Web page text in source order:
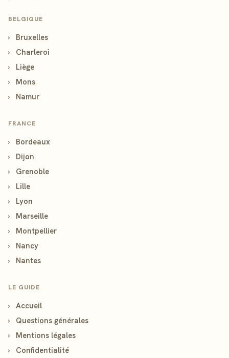
BELGIQUE
›
Bruxelles
›
Charleroi
›
Liège
›
Mons
›
Namur
FRANCE
›
Bordeaux
›
Dijon
›
Grenoble
›
Lille
›
Lyon
›
Marseille
›
Montpellier
›
Nancy
›
Nantes
LE GUIDE
›
Accueil
›
Questions générales
›
Mentions légales
›
Confidentialité